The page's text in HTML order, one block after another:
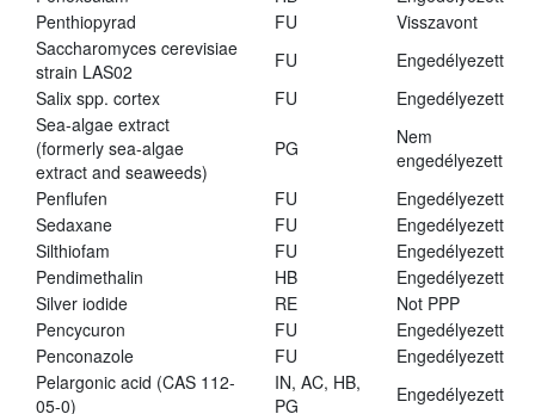
Penthiopyrad
FU
Visszavont
Saccharomyces cerevisiae
strain LAS02
FU
Engedélyezett
Salix spp. cortex
FU
Engedélyezett
Sea-algae extract
(formerly sea-algae
extract and seaweeds)
PG
Nem
engedélyezett
Penflufen
FU
Engedélyezett
Sedaxane
FU
Engedélyezett
Silthiofam
FU
Engedélyezett
Pendimethalin
HB
Engedélyezett
Silver iodide
RE
Not PPP
Pencycuron
FU
Engedélyezett
Penconazole
FU
Engedélyezett
Pelargonic acid (CAS 112-
05-0)
IN, AC, HB,
PG
Engedélyezett